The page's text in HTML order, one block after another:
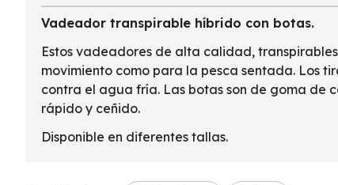
Vadeador transpirable híbrido con botas.
Estos vadeadores de alta calidad,
movimiento como para la pesca sentada. Los
contra el agua fría. Las botas son de goma de
rápido y ceñido.
Disponible en diferentes tallas.